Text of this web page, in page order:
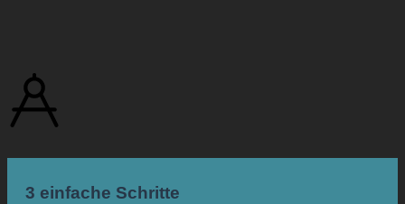
3 einfache Schritte